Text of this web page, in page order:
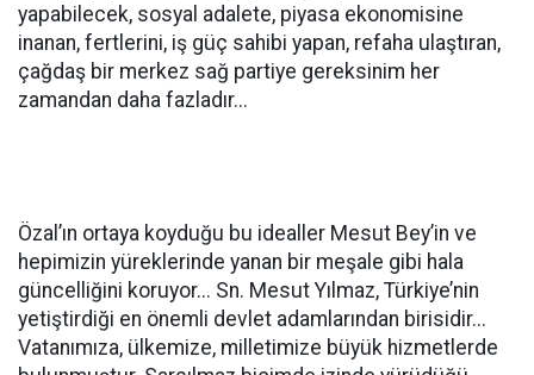
yapabilecek, sosyal adalete, piyasa ekonomisine
inanan, fertlerini, iş güç sahibi yapan, refaha ulaştıran,
çağdaş bir merkez sağ partiye gereksinim her
zamandan daha fazladır...
Özal’ın ortaya koyduğu bu idealler Mesut Bey’in ve
hepimizin yüreklerinde yanan bir meşale gibi hala
güncelliğini koruyor... Sn. Mesut Yılmaz, Türkiye’nin
yetiştirdiği en önemli devlet adamlarından birisidir...
Vatanımıza, ülkemize, milletimize büyük hizmetlerde